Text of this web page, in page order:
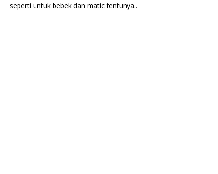
seperti untuk bebek dan matic tentunya..